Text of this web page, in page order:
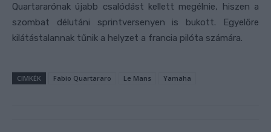
Quartararónak újabb csalódást kellett megélnie, hiszen a
szombat délutáni sprintversenyen is bukott. Egyelőre
kilátástalannak tűnik a helyzet a francia pilóta számára.
CIMKÉK Fabio Quartararo Le Mans Yamaha